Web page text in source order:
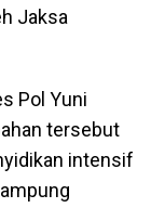
Jaksa
Pol Yuni
tersebut
intensif